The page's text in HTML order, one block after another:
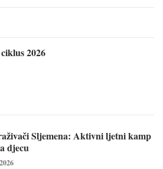
2026
Sljemena: Aktivni ljetni kamp
djecu